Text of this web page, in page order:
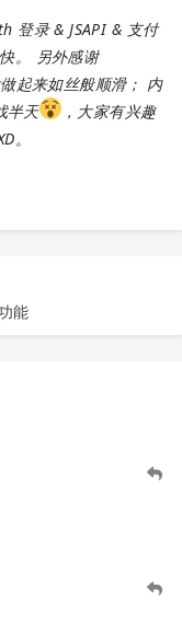
登录 & JSAPI & 支付
。 另外感谢
起来如丝般顺滑； 内
半天
，大家有兴趣
。
能